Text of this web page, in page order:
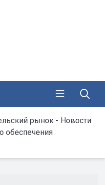
рынок - Новости
обеспечения